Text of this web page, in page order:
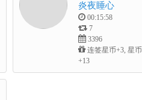
炎夜睡心
00:15:58
7
3396
连签星币+3, 星币
+13